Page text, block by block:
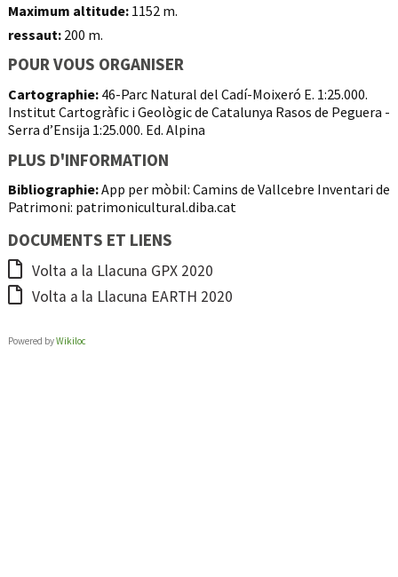
Maximum altitude: 1152 m.
ressaut: 200 m.
POUR VOUS ORGANISER
Cartographie: 46-Parc Natural del Cadí-Moixeró E. 1:25.000.
Institut Cartogràfic i Geològic de Catalunya Rasos de Peguera -
Serra d’Ensija 1:25.000. Ed. Alpina
PLUS D'INFORMATION
Bibliographie:App per mòbil: Camins de Vallcebre Inventari de
Patrimoni: patrimonicultural.diba.cat
DOCUMENTS ET LIENS
Volta a la Llacuna GPX 2020
Volta a la Llacuna EARTH 2020
Powered byWikiloc